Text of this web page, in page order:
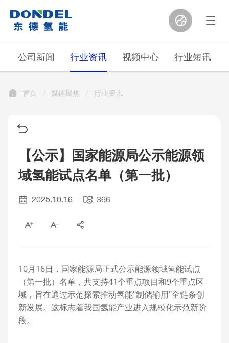
公司新闻 行业资讯 视频中心 行业短讯
首页 媒体聚焦 行业资讯
【公示】国家能源局公示能源领
域氢能试点名单（第一批）
2025.10.16 366
10月16日，国家能源局正式公示能源领域氢能试点
（第一批）名单，共支持41个重点项目和9个重点区
域，旨在通过示范探索推动氢能"制储输用"全链条创
新发展。这标志着我国氢能产业进入规模化示范新阶
段。